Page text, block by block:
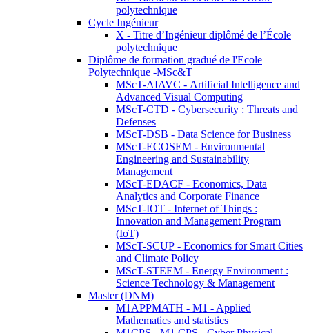
polytechnique
Cycle Ingénieur
X - Titre d’Ingénieur diplômé de l’École
polytechnique
Diplôme de formation gradué de l'Ecole
Polytechnique -MSc&T
MScT-AIAVC - Artificial Intelligence and
Advanced Visual Computing
MScT-CTD - Cybersecurity : Threats and
Defenses
MScT-DSB - Data Science for Business
MScT-ECOSEM - Environmental
Engineering and Sustainability
Management
MScT-EDACF - Economics, Data
Analytics and Corporate Finance
MScT-IOT - Internet of Things :
Innovation and Management Program
(IoT)
MScT-SCUP - Economics for Smart Cities
and Climate Policy
MScT-STEEM - Energy Environment :
Science Technology & Management
Master (DNM)
M1APPMATH - M1 - Applied
Mathematics and statistics